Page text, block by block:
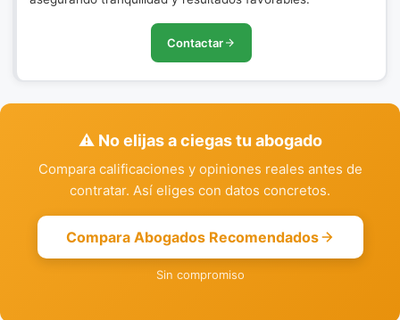
Contactar
⚠️ No elijas a ciegas tu abogado
Compara calificaciones y opiniones reales antes de
contratar. Así eliges con datos concretos.
Compara Abogados Recomendados
Sin compromiso